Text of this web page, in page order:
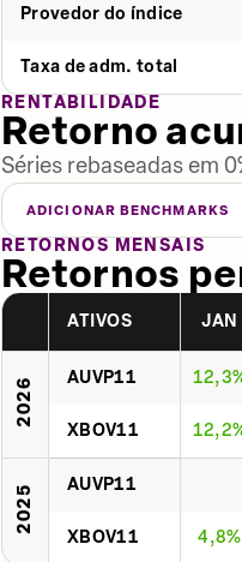
Provedor do índice
Taxa de adm. total
RENTABILIDADE
Retorno
Séries rebaseadas em
ADICIONAR BENCHMARKS
RETORNOS MENSAIS
Retornos
ATIVOS JAN
2026 AUVP11
XBOV11
2025 AUVP11
XBOV11 4,8%